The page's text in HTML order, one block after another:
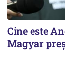
Cine este
Magyar